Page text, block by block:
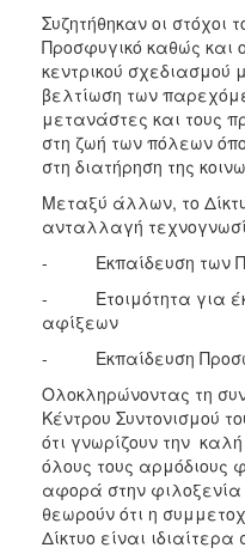
Αυτόματοι
Απινιδωτές
ΤΟΠΟΣ
ΔΗΜΟΣ
ΠΟΛΙΤΙΣΜΟΣ
Συζητήθηκαν οι στόχοι
Προσφυγικό καθώς και
κεντρικού σχεδιασμού
βελτίωση των
μετανάστες και τους
στη ζωή των πόλεων
στη διατήρηση της
Μεταξύ άλλων, το
ανταλλαγή
- Εκπαίδευση των
- Ετοιμότητα για
αφίξεων
- Εκπαίδευση
Ολοκληρώνοντας τη
Κέντρου Συντονισμού
ότι γνωρίζουν την
όλους τους αρμόδιους
αφορά στην
θεωρούν ότι η
Δίκτυο είναι ιδιαίτερα